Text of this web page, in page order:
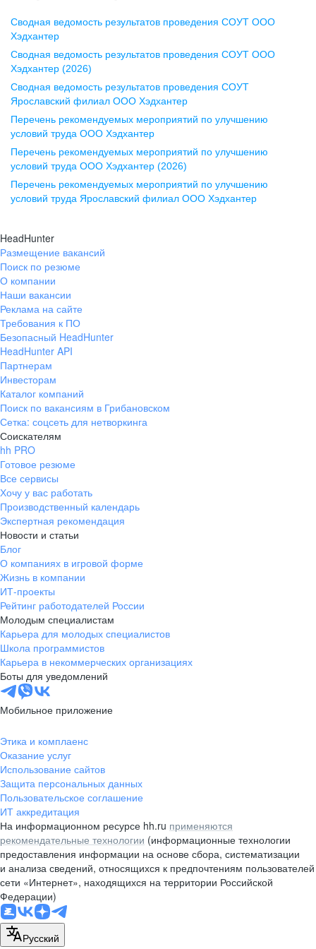
Воронеж
ул. Комиссаржевской, д. 10,
офис 1212
+7 473 280-05-05
pr@vrn.hh.ru
ул. Спартаковская, д. 2А, этаж 3,
помещение 15
+7 843 212-12-50
Екатеринбург
ул. Боевых Дружин, стр. 20,
+7 343 226-79-99
pr@ural.hh.ru
ул. Янковского, д. 169, 7 этаж,
706 каб.
+7 861 205-55-57
pr@krd.hh.ru
Владивосток
пер. Ланинский д. 4, офис 3.4
+7 423 202-33-28
pr@dv.hh.ru
Новосибирск
ул. Большевистская, д. 35,
помещение 21
+7 383 207-94-64
pr@nsk.hh.ru
Минск
пр-т Дзержинского, д. 57,
10 этаж, помещение 45-1
pr@rabota.by
Алматы
пр. Абая, д. 151, БЦ Алатау,
12 этаж, офис 1209
+7 727 232-13-13
pr@headhunter.com.kz
Сводная ведомость результатов проведения СОУТ ООО
Хэдхантер
Сводная ведомость результатов проведения СОУТ ООО
Хэдхантер (2026)
Сводная ведомость результатов проведения СОУТ
Ярославский филиал ООО Хэдхантер
Перечень рекомендуемых мероприятий по улучшению
условий труда ООО Хэдхантер
Перечень рекомендуемых мероприятий по улучшению
условий труда ООО Хэдхантер (2026)
Перечень рекомендуемых мероприятий по улучшению
условий труда Ярославский филиал ООО Хэдхантер
HeadHunter
Размещение вакансий
Поиск по резюме
О компании
Наши вакансии
Реклама на сайте
Требования к ПО
Безопасный HeadHunter
HeadHunter API
Партнерам
Инвесторам
Каталог компаний
Поиск по вакансиям в Грибановском
Сетка: соцсеть для нетворкинга
Соискателям
hh PRO
Готовое резюме
Все сервисы
Хочу у вас работать
Производственный календарь
Экспертная рекомендация
Новости и статьи
Блог
О компаниях в игровой форме
Жизнь в компании
ИТ-проекты
Рейтинг работодателей России
Молодым специалистам
Карьера для молодых специалистов
Школа программистов
Карьера в некоммерческих организациях
Боты для уведомлений
Мобильное приложение
Этика и комплаенс
Оказание услуг
Использование сайтов
Защита персональных данных
Пользовательское соглашение
ИТ аккредитация
На информационном ресурсе hh.ru применяются
рекомендательные технологии (информационные технологии
предоставления информации на основе сбора, систематизации
и анализа сведений, относящихся к предпочтениям пользователей
сети «Интернет», находящихся на территории Российской
Федерации)
Русский